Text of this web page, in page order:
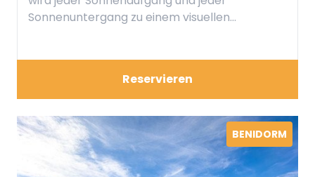
Sonnenuntergang zu einem visuellen
Reservieren
BENIDORM